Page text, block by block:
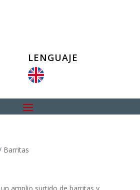
LENGUAJE
Barritas